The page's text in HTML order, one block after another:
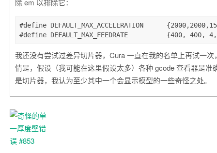
#define DEFAULT_MAX_ACCELERATION
我还没有尝试过差异切片器，Cura 一直在我的名单上再试一
情是，假设（我可能在这里假设太多）各种 gcode 查看器是准
是切片器，我认为至少其中一个会显示模型的一些奇怪之处。